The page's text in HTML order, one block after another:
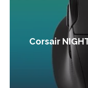
Corsair